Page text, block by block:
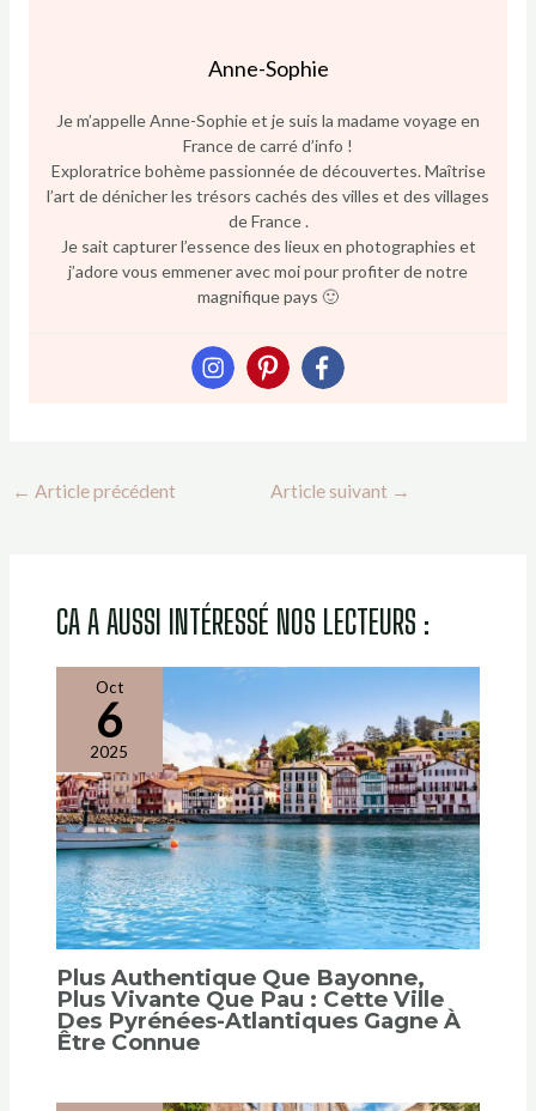
Anne-Sophie
Je m’appelle Anne-Sophie et je suis la madame voyage en
France de carré d’info !
Exploratrice bohème passionnée de découvertes. Maîtrise
l’art de dénicher les trésors cachés des villes et des villages
de France .
Je sait capturer l’essence des lieux en photographies et
j’adore vous emmener avec moi pour profiter de notre
magnifique pays 🙂
← Article précédent Article suivant →
CA A AUSSI INTÉRESSÉ NOS LECTEURS :
Oct
6
2025
Plus Authentique Que Bayonne,
Plus Vivante Que Pau : Cette Ville
Des Pyrénées-Atlantiques Gagne À
Être Connue